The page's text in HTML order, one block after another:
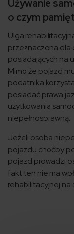
Używanie
o czym
Ulga
przeznaczona dla
posiadających na
Mimo że pojazd
podatnika
posiadać prawa
użytkowania
niepełnosprawną.
Jeżeli osoba
pojazdu choćby
pojazd prowadzi
fakt ten nie ma
rehabilitacyjnej na